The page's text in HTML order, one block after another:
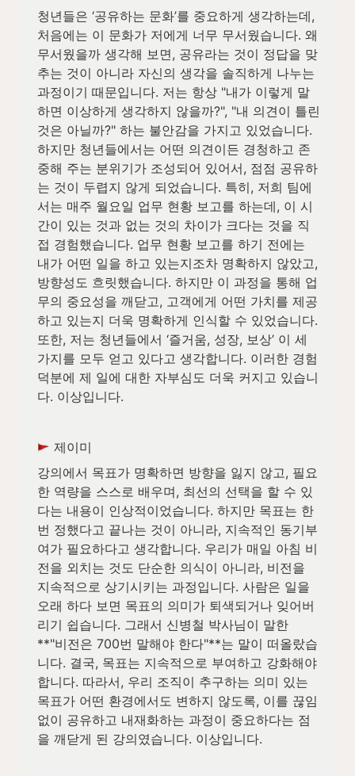
청년들은 ‘공유하는 문화’를 중요하게 생각하는데,
처음에는 이 문화가 저에게 너무 무서웠습니다. 왜
무서웠을까 생각해 보면, 공유라는 것이 정답을 맞
추는 것이 아니라 자신의 생각을 솔직하게 나누는
과정이기 때문입니다. 저는 항상 "내가 이렇게 말
하면 이상하게 생각하지 않을까?", "내 의견이 틀린
것은 아닐까?" 하는 불안감을 가지고 있었습니다.
하지만 청년들에서는 어떤 의견이든 경청하고 존
중해 주는 분위기가 조성되어 있어서, 점점 공유하
는 것이 두렵지 않게 되었습니다. 특히, 저희 팀에
서는 매주 월요일 업무 현황 보고를 하는데, 이 시
간이 있는 것과 없는 것의 차이가 크다는 것을 직
접 경험했습니다. 업무 현황 보고를 하기 전에는
내가 어떤 일을 하고 있는지조차 명확하지 않았고,
방향성도 흐릿했습니다. 하지만 이 과정을 통해 업
무의 중요성을 깨닫고, 고객에게 어떤 가치를 제공
하고 있는지 더욱 명확하게 인식할 수 있었습니다.
또한, 저는 청년들에서 ‘즐거움, 성장, 보상’ 이 세
가지를 모두 얻고 있다고 생각합니다. 이러한 경험
덕분에 제 일에 대한 자부심도 더욱 커지고 있습니
다. 이상입니다.
제이미
강의에서 목표가 명확하면 방향을 잃지 않고, 필요
한 역량을 스스로 배우며, 최선의 선택을 할 수 있
다는 내용이 인상적이었습니다. 하지만 목표는 한
번 정했다고 끝나는 것이 아니라, 지속적인 동기부
여가 필요하다고 생각합니다. 우리가 매일 아침 비
전을 외치는 것도 단순한 의식이 아니라, 비전을
지속적으로 상기시키는 과정입니다. 사람은 일을
오래 하다 보면 목표의 의미가 퇴색되거나 잊어버
리기 쉽습니다. 그래서 신병철 박사님이 말한
**"비전은 700번 말해야 한다"**는 말이 떠올랐습
니다. 결국, 목표는 지속적으로 부여하고 강화해야
합니다. 따라서, 우리 조직이 추구하는 의미 있는
목표가 어떤 환경에서도 변하지 않도록, 이를 끊임
없이 공유하고 내재화하는 과정이 중요하다는 점
을 깨닫게 된 강의였습니다. 이상입니다.